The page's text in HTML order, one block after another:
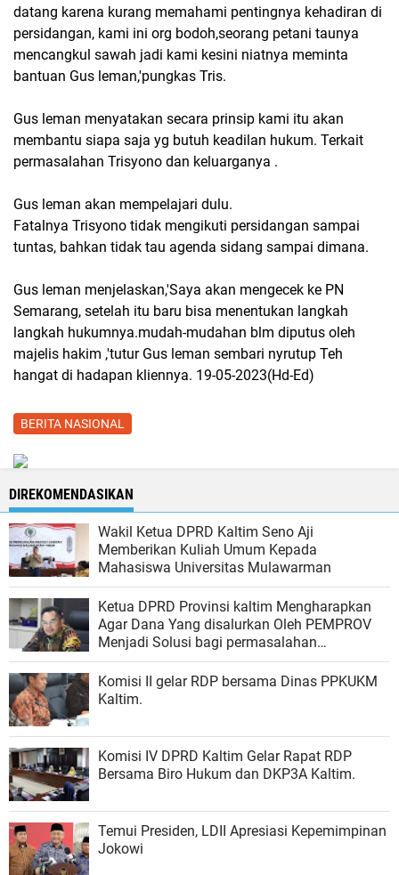
datang karena kurang memahami pentingnya kehadiran di
persidangan, kami ini org bodoh,seorang petani taunya
mencangkul sawah jadi kami kesini niatnya meminta
bantuan Gus leman,'pungkas Tris.
Gus leman menyatakan secara prinsip kami itu akan
membantu siapa saja yg butuh keadilan hukum. Terkait
permasalahan Trisyono dan keluarganya .
Gus leman akan mempelajari dulu.
Fatalnya Trisyono tidak mengikuti persidangan sampai
tuntas, bahkan tidak tau agenda sidang sampai dimana.
Gus leman menjelaskan,'Saya akan mengecek ke PN
Semarang, setelah itu baru bisa menentukan langkah
langkah hukumnya.mudah-mudahan blm diputus oleh
majelis hakim ,'tutur Gus leman sembari nyrutup Teh
hangat di hadapan kliennya. 19-05-2023(Hd-Ed)
BERITA NASIONAL
DIREKOMENDASIKAN
Wakil Ketua DPRD Kaltim Seno Aji
Memberikan Kuliah Umum Kepada
Mahasiswa Universitas Mulawarman
Ketua DPRD Provinsi kaltim Mengharapkan
Agar Dana Yang disalurkan Oleh PEMPROV
Menjadi Solusi bagi permasalahan
Pendidikan di Benua Etam.
Komisi II gelar RDP bersama Dinas PPKUKM
Kaltim.
Komisi IV DPRD Kaltim Gelar Rapat RDP
Bersama Biro Hukum dan DKP3A Kaltim.
Temui Presiden, LDII Apresiasi Kepemimpinan
Jokowi